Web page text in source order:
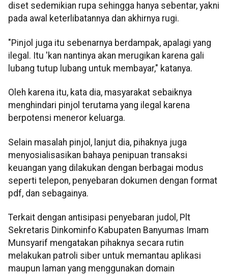
diset sedemikian rupa sehingga hanya sebentar, yakni
pada awal keterlibatannya dan akhirnya rugi.
"Pinjol juga itu sebenarnya berdampak, apalagi yang
ilegal. Itu 'kan nantinya akan merugikan karena gali
lubang tutup lubang untuk membayar," katanya.
Oleh karena itu, kata dia, masyarakat sebaiknya
menghindari pinjol terutama yang ilegal karena
berpotensi meneror keluarga.
Selain masalah pinjol, lanjut dia, pihaknya juga
menyosialisasikan bahaya penipuan transaksi
keuangan yang dilakukan dengan berbagai modus
seperti telepon, penyebaran dokumen dengan format
pdf, dan sebagainya.
Terkait dengan antisipasi penyebaran judol, Plt
Sekretaris Dinkominfo Kabupaten Banyumas Imam
Munsyarif mengatakan pihaknya secara rutin
melakukan patroli siber untuk memantau aplikasi
maupun laman yang menggunakan domain